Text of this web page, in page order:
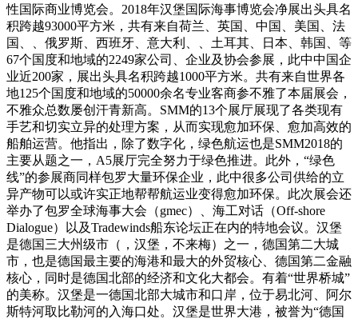
性国际商业博览会。2018年汉堡国际海事博览会净展出头具名
积跨越93000平方米，共有来自荷兰、英国、中国、美国、法
国、、俄罗斯、西班牙、意大利、、土耳其、日本、韩国、等
67个国度和地域的2249家公司、企业及协会参展，此中中国企
业近200家，展出头具名积跨越1000平方米。共有来自世界各
地125个国度和地域的50000余名专业客商参不雅了本届展会，
不雅众总数屡创汗青新高。SMM的13个展厅展现了各类现有
手艺和切实立异的处理方案，从而实现愈加环保、愈加高效的
船舶运营。他指出，除了数字化，绿色航运也是SMM2018的
主要从题之一，A5展厅完全努力于绿色推进。此外，“绿色
线”的参展商同样包罗大量环保企业，此中很多公司供给的立
异产物可以或许实正地帮帮航运业变得愈加环保。此次展会还
举办了包罗全球海事大会（gmec）、海工对话（Off-shore
Dialogue）以及Tradewinds船东论坛正在内的特地会议。汉堡
是德国三大州级市（，汉堡，不来梅）之一，德国第二大城
市，也是德国最主要的海港和最大的外贸核心、德国第二金融
核心，同时是德国北部的经济和文化大都会。有着“世界桥城”
的美称。汉堡是一德国北部大城市和口岸，位于易北河、阿尔
斯特河取比勒河的入海口处。汉堡是世界大港，被誉为“德国